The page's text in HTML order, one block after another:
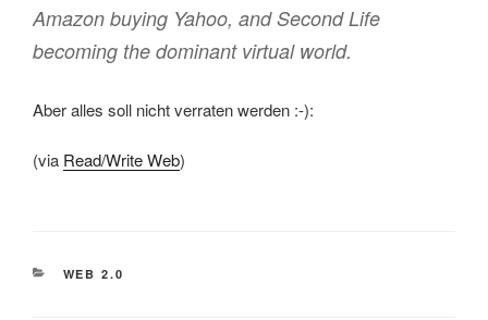
Amazon buying Yahoo, and Second Life
becoming the dominant virtual world.
Aber alles soll nicht verraten werden :-):
(via Read/Write Web)
KATEGORIEN
WEB 2.0